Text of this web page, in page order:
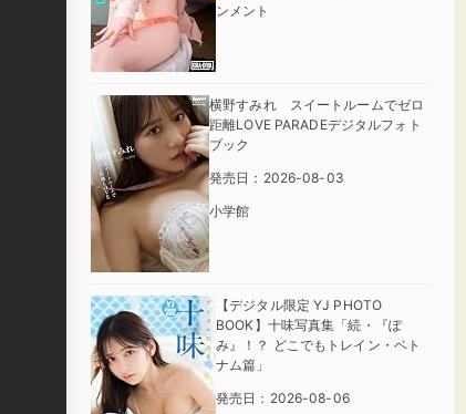
ンメント
横野すみれ スイートルームでゼロ
距離LOVE PARADEデジタルフォト
ブック
発売日：2026-08-03
小学館
【デジタル限定 YJ PHOTO
BOOK】十味写真集「続・『ぽ
み』！？ どこでもトレイン・ベト
ナム篇」
発売日：2026-08-06